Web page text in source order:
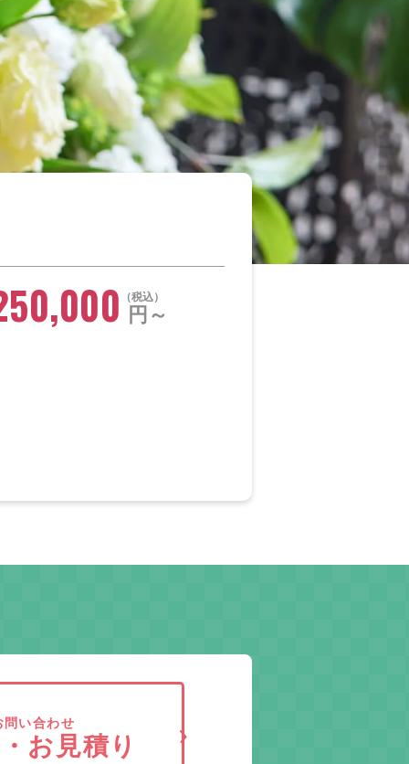
税込
円～
い合わせ
お見積り